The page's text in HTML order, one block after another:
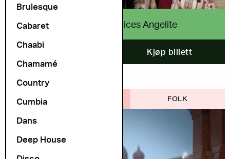
Brulesque
Cabaret
Chaabi
Chamamé
Country
Cumbia
Dans
Deep House
The Bulgarian Voices Angelite
Kjøp billett
OSLO WORLD FOLK